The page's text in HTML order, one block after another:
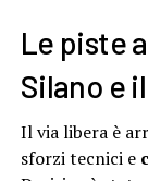
Le piste
Silano e
Il via libera è
sforzi tecnici e